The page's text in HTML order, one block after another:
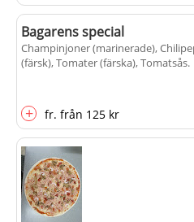
Bagarens special
Champinjoner (marinerade),
(färsk), Tomater (färska), Tomatsås.
+ fr. från 125 kr